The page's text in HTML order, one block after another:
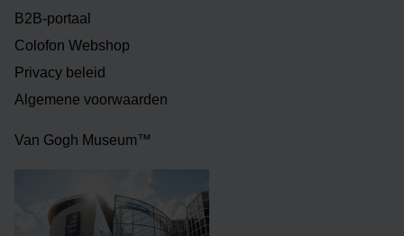
B2B-portaal
Colofon Webshop
Privacy beleid
Algemene voorwaarden
Van Gogh Museum™